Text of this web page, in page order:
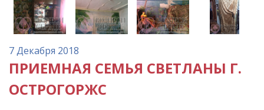
7 Декабря 2018
ПРИЕМНАЯ СЕМЬЯ СВЕТЛАНЫ Г.
ОСТРОГОРЖС